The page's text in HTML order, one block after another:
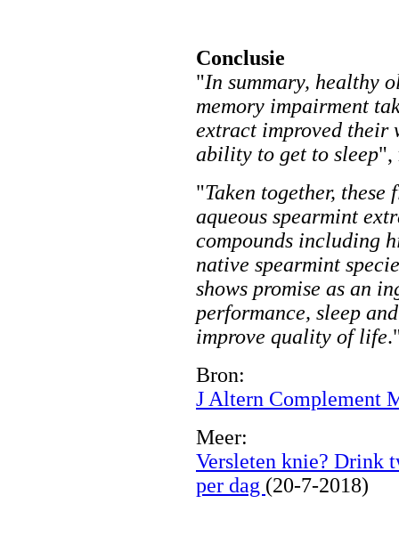
Conclusie
"In summary, healthy
memory impairment
extract improved their
ability to get to sleep",
"Taken together,
aqueous spearmint
compounds including
native spearmint
shows promise as an
performance, sleep
improve quality of life
Bron:
J Altern Complement
Meer:
Versleten knie? Drink
per dag (20-7-2018)